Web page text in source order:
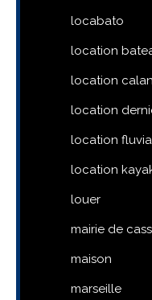
locabato
location
location
location
location
location
louer
mairie de
maison
marseille